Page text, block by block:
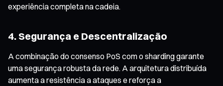
experiência completa na cadeia.
4. Segurança e Descentralização
A combinação do consenso PoS com o sharding garante
uma segurança robusta da rede. A arquitetura distribuída
aumenta a resistência a ataques e reforça a